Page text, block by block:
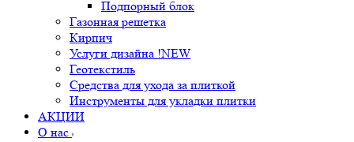
Подпорный блок
Газонная решетка
Кирпич
Услуги дизайна !NEW
Геотекстиль
Средства для ухода за плиткой
Инструменты для укладки плитки
АКЦИИ
О нас